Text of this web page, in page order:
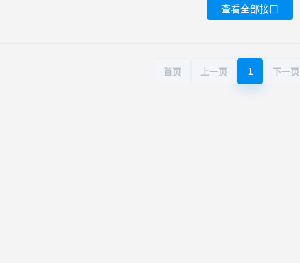
查看全部接口
首页 上一页 1 下一页